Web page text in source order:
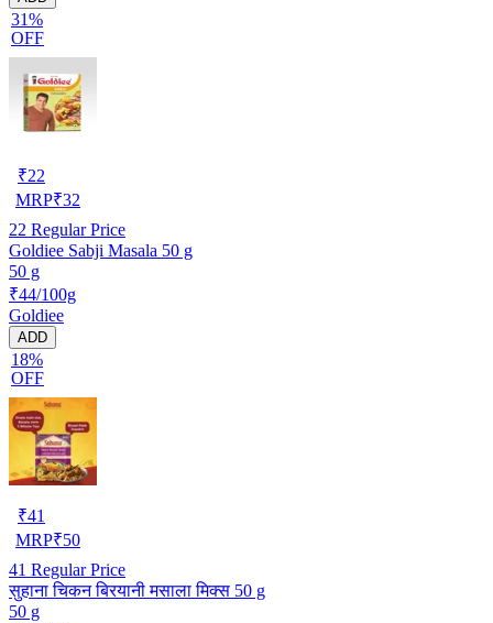
31%
OFF
₹22
MRP₹32
22 Regular Price
Goldiee Sabji Masala 50 g
50 g
₹44/100g
Goldiee
ADD
18%
OFF
₹41
MRP₹50
41 Regular Price
सुहाना चिकन बिरयानी मसाला मिक्स 50 g
50 g